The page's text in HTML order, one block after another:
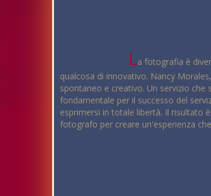
La fotografia è
qualcosa di innovativo. Nancy
spontaneo e creativo. Un servizio
fondamentale per il successo del
esprimersi in totale libertà. Il risultato
fotografo per creare un'esperienza